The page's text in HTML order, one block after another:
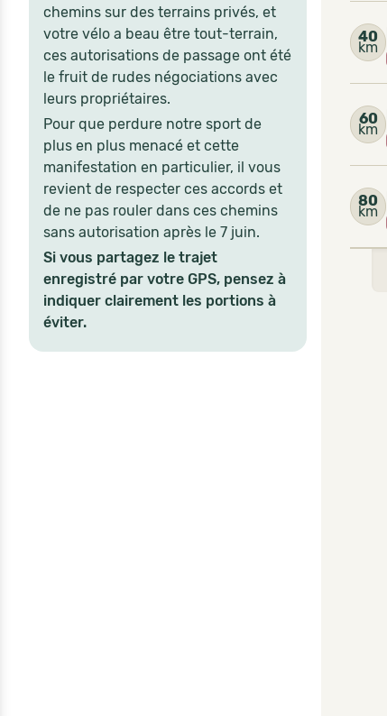
chemins sur des terrains privés, et
votre vélo a beau être tout-terrain,
ces autorisations de passage ont été
le fruit de rudes négociations avec
leurs propriétaires.
Pour que perdure notre sport de
plus en plus menacé et cette
manifestation en particulier, il vous
revient de respecter ces accords et
de ne pas rouler dans ces chemins
sans autorisation après le 7 juin.
Si vous partagez le trajet
enregistré par votre GPS, pensez à
indiquer clairement les portions à
éviter.
40
km
60
km
80
km